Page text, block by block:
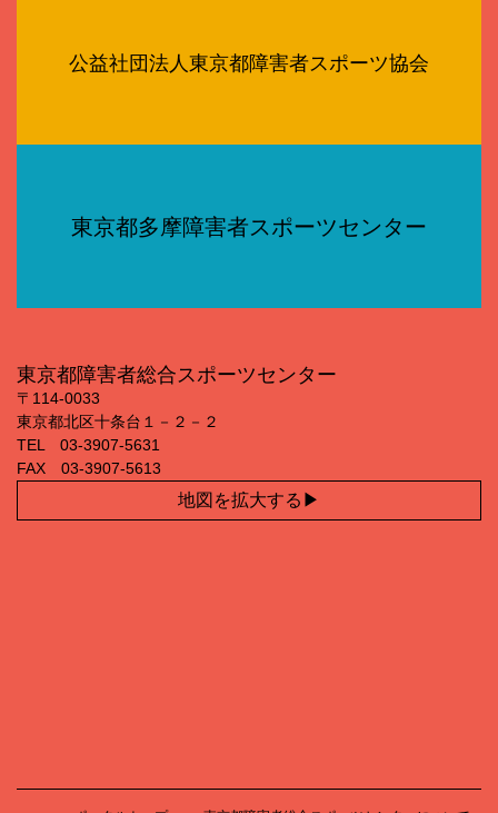
公益社団法人東京都障害者スポーツ協会
東京都多摩障害者スポーツセンター
東京都障害者総合スポーツセンター
〒114‐0033
東京都北区十条台１－２－２
TEL 03‐3907‐5631
FAX 03‐3907‐5613
地図を拡大する